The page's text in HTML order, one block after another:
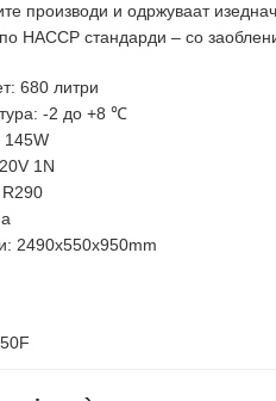
производи и одржуваат
HACCP стандарди – со
680 литри
-2 до +8 ℃
145W
1N
2490x550x950mm